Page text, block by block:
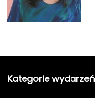
Kategorie wydarzeń